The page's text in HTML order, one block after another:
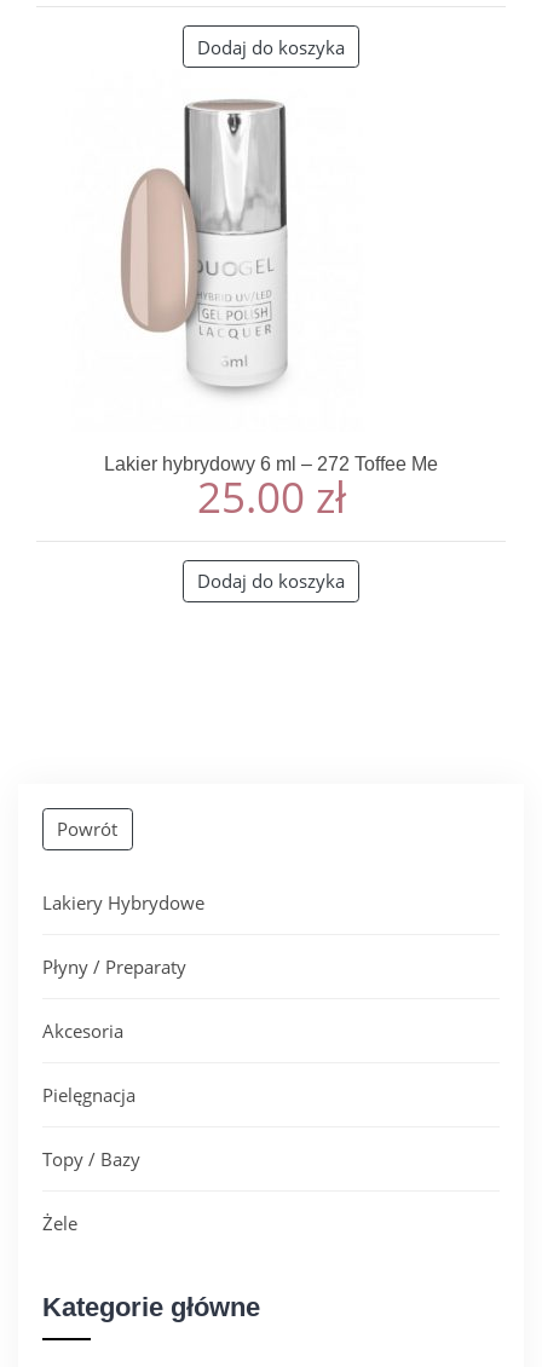
Powrót
Lakiery Hybrydowe
Płyny / Preparaty
Akcesoria
Pielęgnacja
Topy / Bazy
Żele
Kategorie główne
Dodaj do koszyka
Lakier hybrydowy 6 ml – 272 Toffee Me
25.00 zł
Dodaj do koszyka